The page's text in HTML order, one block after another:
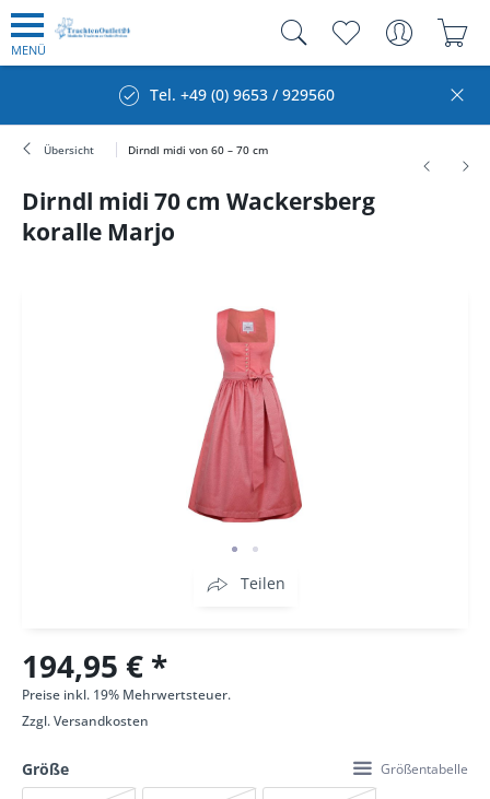
MENÜ
Tel. +49 (0) 9653 / 929560
Übersicht Dirndl midi von 60 – 70 cm
Dirndl midi 70 cm Wackersberg
koralle Marjo
Teilen
194,95 € *
Preise inkl. 19% Mehrwertsteuer.
Zzgl.Versandkosten
Größe Größentabelle